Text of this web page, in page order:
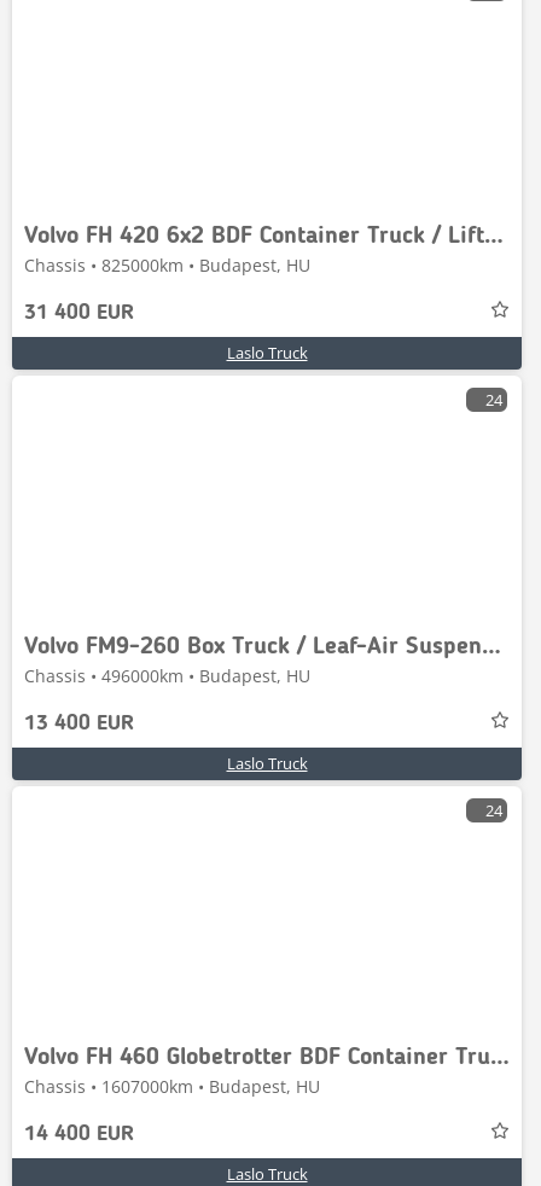
Volvo FH 420 6x2 BDF Container Truck / Lift & Steering A
Chassis • 825000km • Budapest, HU
31 400 EUR
Laslo Truck
24
Volvo FM9-260 Box Truck / Leaf-Air Suspension / Analogue
Chassis • 496000km • Budapest, HU
13 400 EUR
Laslo Truck
24
Volvo FH 460 Globetrotter BDF Container Truck / 2 XL Fue
Chassis • 1607000km • Budapest, HU
14 400 EUR
Laslo Truck